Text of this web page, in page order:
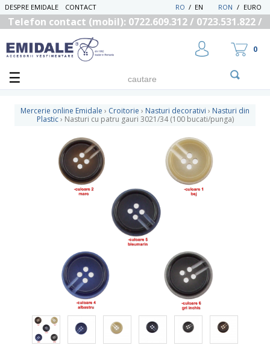
DESPRE EMIDALE CONTACT RON / EURO
EN
/
RO
Telefon contact (mobil): 0722.609.312 / 0723.531.822 /
UTILIZATOR NOU
RECUPEREAZA PAROLA
0
Mercerie online Emidale › Croitorie › Nasturi decorativi › Nasturi din
Plastic › Nasturi cu patru gauri 3021/34 (100 bucati/punga)